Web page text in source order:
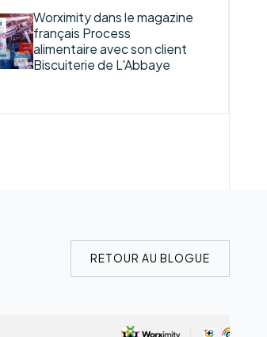
Worximity dans le magazine
français Process
alimentaire avec son client
Biscuiterie de L'Abbaye
RETOUR AU BLOGUE